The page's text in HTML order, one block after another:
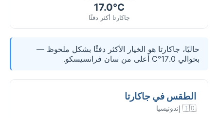
17.0°C
جاكارتا أكثر دفئًا
حاليًا، جاكارتا هو الخيار الأكثر دفئًا بشكل ملحوظ —
بحوالي 17.0°C أعلى من سان فرانسيسكو.
الطقس في جاكارتا
🇮🇩 إندونيسيا